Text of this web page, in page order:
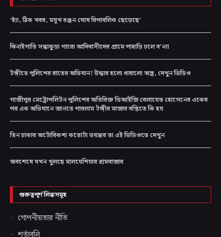
‘হ্যাঁ, ঠিক খবর, ময়ূখ রঞ্জন ঘোষ রিপাবলিক ছেড়েছে’
ঝিনাইগাতি সন্ধাকুড়া গারো আদিবাসীদের গ্রামে পাহাড়ি ঢলে ব’ন্যা
টঙ্গীতে পুলিশের রাতের অভিযান! উদ্ধার হলো ধারালো অস্ত্র, দেখুন ভিডিও
গাজীপুর মেট্রোপলিটন পুলিশের অতিরিক্ত ডিআইজি বেলায়েত হোসেনের একের
পর এক অভিযানে জানতে পারলাম টঙ্গীর মাজার বস্তিতে কি হয়
তিন চাকার অটোরিকশা কতোটা ভয়ঙ্কর তা এই ভিডিওতে দেখুন
অবশেষে যখন খুলছে মালয়েশিয়ার শ্রমবাজার
গুরুত্বপূর্ণ লিঙ্কসমূহ
গোপনীয়তার নীতি